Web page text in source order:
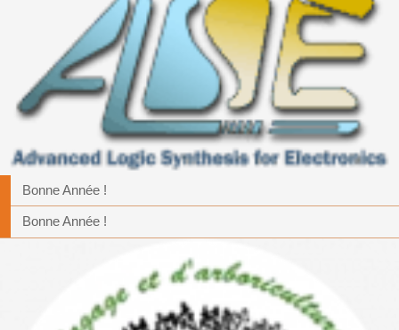
Bonne Année !
Bonne Année !